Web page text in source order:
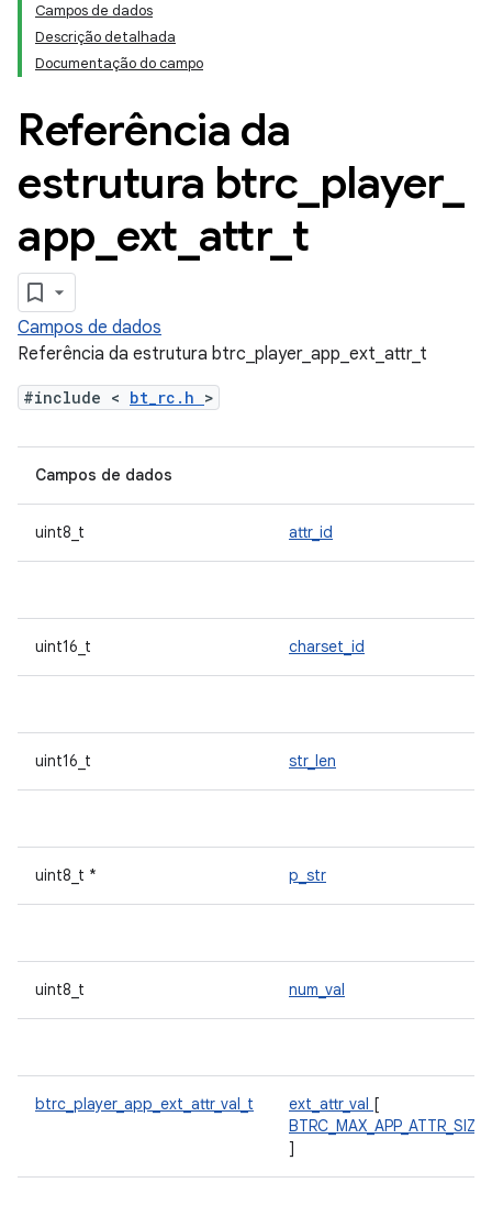
Campos de dados
Descrição detalhada
Documentação do campo
Referência da
estrutura btrc player_
app ext attr_ t
Campos de dados
Referência da estrutura btrc_player_app_ext_attr_t
#include < bt_rc.h >
Campos de dados
uint8_t attr_id
uint16_t charset_id
uint16_t str_len
uint8_t * p_str
uint8_t num_val
btrc_player_app_ext_attr_val_t ext_attr_val [
BTRC_MAX_APP_ATTR_SIZE
]